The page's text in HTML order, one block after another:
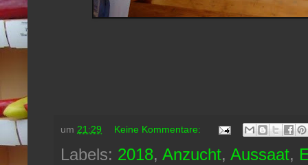
um 21:29 Keine Kommentare:
Labels: 2018, Anzucht, Aussaat,